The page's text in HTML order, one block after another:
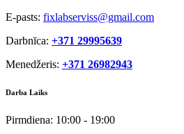
E-pasts: fixlabserviss@gmail.com
Darbnīca: +371 29995639
Menedžeris: +371 26982943
Darba Laiks
Pirmdiena: 10:00 - 19:00